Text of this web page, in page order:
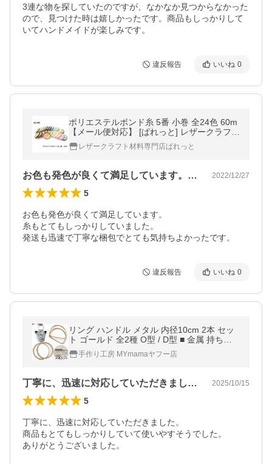
3連な物を探していたのですが、なかなか見つからなかった
ので、見つけた時は嬉しかったです。商品もしっかりして
いてハンドメイドが楽しみです。
違反報告 いいね 0
ポリエステルボンド糸 5番 小巻 全24色 60m
【メール便対応】 [ぱれっと] レザークラフト
工具 ポリエステルボンド糸小巻
レザークラフト材料専門店ぱれっと
お色も発色が良くて満足しています。糸も… 2022/12/27
5
お色も発色が良くて満足しています。
糸もとてもしっかりしていました。
発送も迅速で丁寧な梱包でとても気持ちよかったです。
違反報告 いいね 0
リング ハンドル メタル 内径10cm 2本 セッ
ト ゴールド 全2種 O型 / D型 ■ 金属 持ち手
バッグ 鞄 丸 半円 リングハンドル ■
手作り工房 MYmamaヤフー店
丁寧に、迅速に対応していただきました。… 2025/10/15
5
丁寧に、迅速に対応していただきました。
商品もとてもしっかりしていて使いやすそうでした。
ありがとうございました。